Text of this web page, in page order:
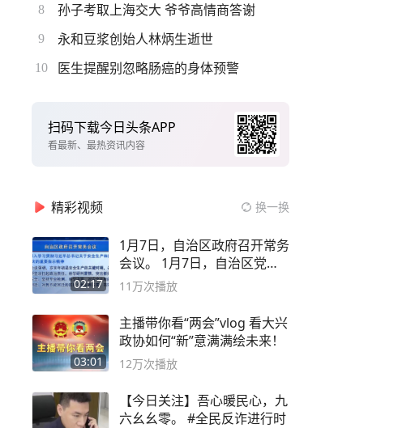
8 孙子考取上海交大 爷爷高情商答谢
9 永和豆浆创始人林炳生逝世
10 医生提醒别忽略肠癌的身体预警
扫码下载今日头条APP
看最新、最热资讯内容
精彩视频 换一换
02:17
1月7日，自治区政府召开常务
会议。 1月7日，自治区党委
副书记
11万次播放
03:01
主播带你看“两会”vlog 看大兴
政协如何“新”意满满绘未来！
12万次播放
【今日关注】吾心暖民心，九
六幺幺零。 #全民反诈进行时